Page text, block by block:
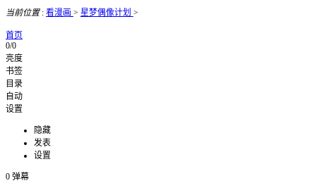
当前位置: 看漫画 > 星梦偶像计划 >
首页
0/0
亮度
书签
目录
自动
设置
隐藏
发表
设置
0 弹幕